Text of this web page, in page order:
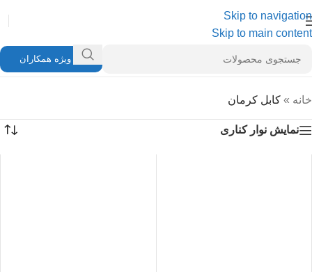
Skip to navigation
Skip to main content
ویژه همکاران
خانه » کابل کرمان
نمایش نوار کناری